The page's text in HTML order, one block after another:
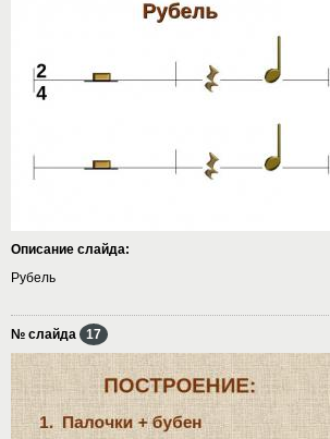
Описание слайда:
Рубель
№ слайда 17